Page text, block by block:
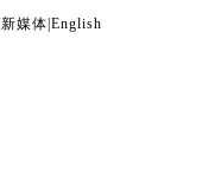
新媒体 English